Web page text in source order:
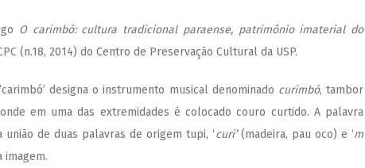
O carimbó: cultura tradicional paraense, patrimônio imaterial do
(n.18, 2014) do Centro de Preservação Cultural da USP.
designa o instrumento musical denominado curimbó, tambor
em uma das extremidades é colocado couro curtido. A palavra
de duas palavras de origem tupi, ‘curi’(madeira, pau oco) e ‘m
imagem.